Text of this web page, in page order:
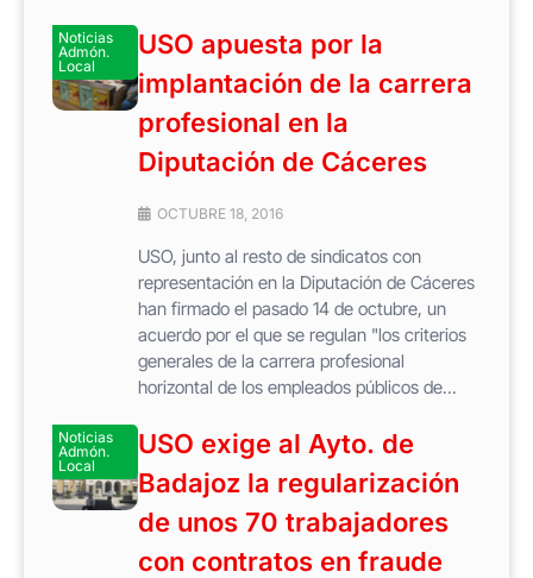
Noticias
Admón.
Local
USO apuesta por la
implantación de la carrera
profesional en la
Diputación de Cáceres
OCTUBRE 18, 2016
USO, junto al resto de sindicatos con
representación en la Diputación de Cáceres
han firmado el pasado 14 de octubre, un
acuerdo por el que se regulan "los criterios
generales de la carrera profesional
horizontal de los empleados públicos de...
Noticias
Admón.
Local
USO exige al Ayto. de
Badajoz la regularización
de unos 70 trabajadores
con contratos en fraude